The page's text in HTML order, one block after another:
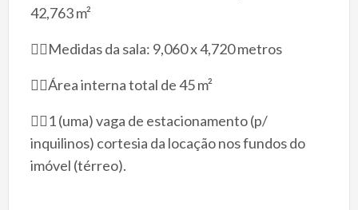
42,763 m²
👉🏻Medidas da sala: 9,060 x 4,720 metros
👉🏻Área interna total de 45 m²
👉🏻1 (uma) vaga de estacionamento (p/
inquilinos) cortesia da locação nos fundos do
imóvel (térreo).